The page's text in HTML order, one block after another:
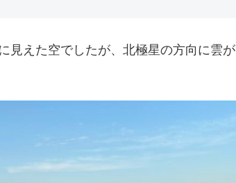
見えた空でしたが、北極星の方向に雲が